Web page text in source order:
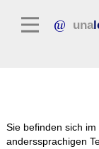
una
Sie befinden sich
anderssprachigen